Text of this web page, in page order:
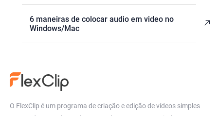
6 maneiras de colocar audio em video no
Windows/Mac
O FlexClip é um programa de criação e edição de vídeos simples